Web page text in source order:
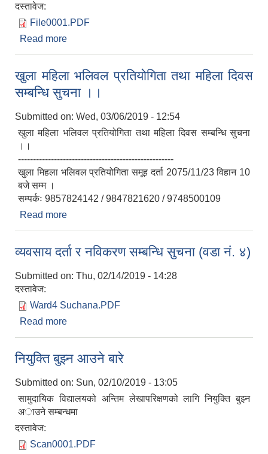
दस्तावेज:
File0001.PDF
Read more
खुला महिला भलिवल प्रतियोगिता तथा महिला दिवस
सम्बन्धि सुचना ।।
Submitted on: Wed, 03/06/2019 - 12:54
खुला महिला भलिवल प्रतियोगिता तथा महिला दिवस सम्बन्धि सुचना
।।
----------------------------------------------------
खुला मिहला भलिवल प्रतियोगिता समूह दर्ता 2075/11/23 विहान 10
बजे सम्म ।
सम्पर्कः 9857824142 / 9847821620 / 9748500109
Read more
व्यवसाय दर्ता र नविकरण सम्बन्धि सुचना (वडा नं. ४)
Submitted on: Thu, 02/14/2019 - 14:28
दस्तावेज:
Ward4 Suchana.PDF
Read more
नियुक्ति बुझ्न आउने बारे
Submitted on: Sun, 02/10/2019 - 13:05
सामुदायिक विद्यालयको अन्तिम लेखापरिक्षणको लागि नियुक्ति बुझ्न
अाउने सम्बन्धमा
दस्तावेज:
Scan0001.PDF